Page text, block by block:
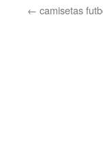
← camisetas